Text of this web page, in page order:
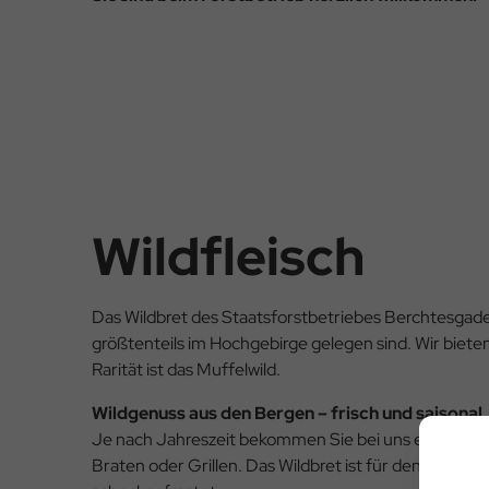
Wildfleisch
Das Wildbret des Staatsforstbetriebes
größtenteils im Hochgebirge gelegen sind. Wir
Rarität ist das Muffelwild.
Wildgenuss aus den Bergen – frisch und saisonal
Je nach Jahreszeit bekommen Sie bei uns ein
Braten oder Grillen. Das Wildbret ist für den